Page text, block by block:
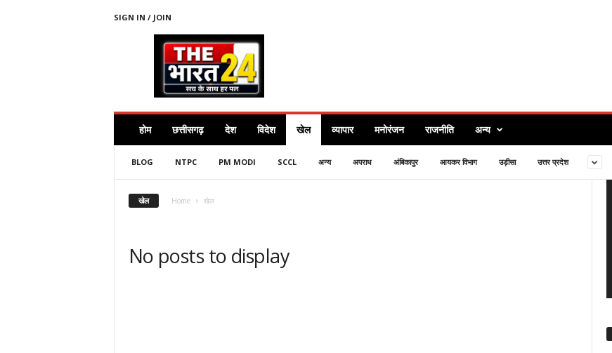
SIGN IN / JOIN
4
होम छत्तीसगढ़ देश विदेश खेल व्यापार मनोरंजन राजनीति अन्य
BLOG NTPC PM MODI SCCL अन्य अपराध अंबिकापुर आयकर विभाग उड़ीसा उत्तर प्रदेश
खेल Home खेल
No posts to display